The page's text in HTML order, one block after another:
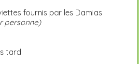
fournis par les Damias
personne)
tard